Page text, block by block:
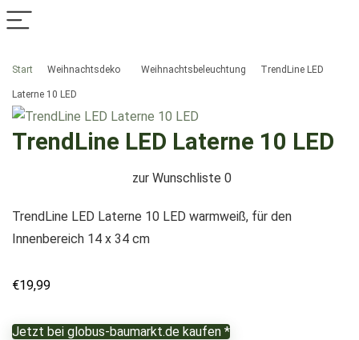
Start Weihnachtsdeko Weihnachtsbeleuchtung TrendLine LED
Laterne 10 LED
TrendLine LED Laterne 10 LED
zur Wunschliste 0
TrendLine LED Laterne 10 LED warmweiß, für den
Innenbereich 14 x 34 cm
€19,99
Jetzt bei globus-baumarkt.de kaufen *